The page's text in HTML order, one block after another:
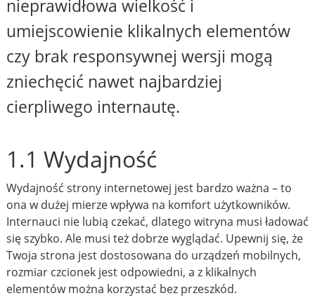
nieprawidłowa wielkość i
umiejscowienie klikalnych elementów
czy brak responsywnej wersji mogą
zniechęcić nawet najbardziej
cierpliwego internautę.
1.1 Wydajność
Wydajność strony internetowej jest bardzo ważna – to
ona w dużej mierze wpływa na komfort użytkowników.
Internauci nie lubią czekać, dlatego witryna musi ładować
się szybko. Ale musi też dobrze wyglądać. Upewnij się, że
Twoja strona jest dostosowana do urządzeń mobilnych,
rozmiar czcionek jest odpowiedni, a z klikalnych
elementów można korzystać bez przeszkód.